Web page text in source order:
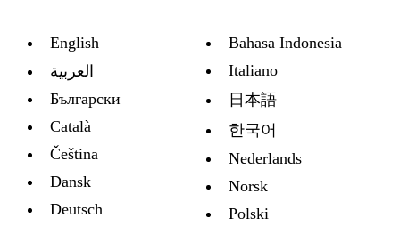
English
العربية
Български
Català
Čeština
Dansk
Deutsch
Bahasa Indonesia
Italiano
日本語
한국어
Nederlands
Norsk
Polski